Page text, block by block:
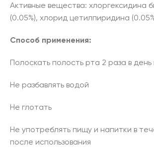
Активные вещества: хлоргексидина
(0.05%), хлорид цетилпиридина
Способ применения:
Полоскать полость рта 2 раза в
Не разбавлять водой
Не глотать
Не употреблять пищу и напитки в
после использования